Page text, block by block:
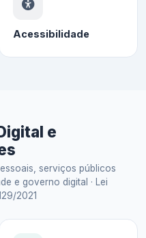
Acessibilidade
e
serviços públicos
e governo digital · Lei
2021